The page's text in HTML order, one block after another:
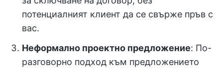
потенциалният клиент да се свърже пръв с
вас.
Неформално проектно предложение: По-
разговорно подход към предложението